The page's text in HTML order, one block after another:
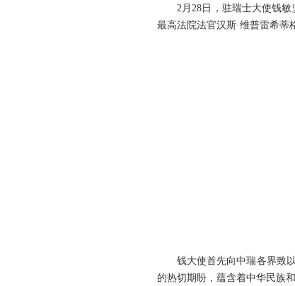
2月28日，驻瑞士大使钱
最高法院法官汉斯·维普雷希蒂
钱大使首先向中瑞各界致
的热切期盼，蕴含着中华民族